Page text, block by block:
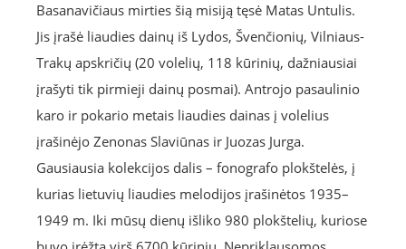
Basanavičiaus mirties šią misiją tęsė Matas Untulis.
Jis įrašė liaudies dainų iš Lydos, Švenčionių, Vilniaus-
Trakų apskričių (20 volelių, 118 kūrinių, dažniausiai
įrašyti tik pirmieji dainų posmai). Antrojo pasaulinio
karo ir pokario metais liaudies dainas į volelius
įrašinėjo Zenonas Slaviūnas ir Juozas Jurga.
Gausiausia kolekcijos dalis – fonografo plokštelės, į
kurias lietuvių liaudies melodijos įrašinėtos 1935–
1949 m. Iki mūsų dienų išliko 980 plokštelių, kuriose